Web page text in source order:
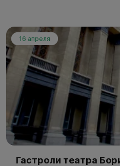
16 апреля
Гастроли театра